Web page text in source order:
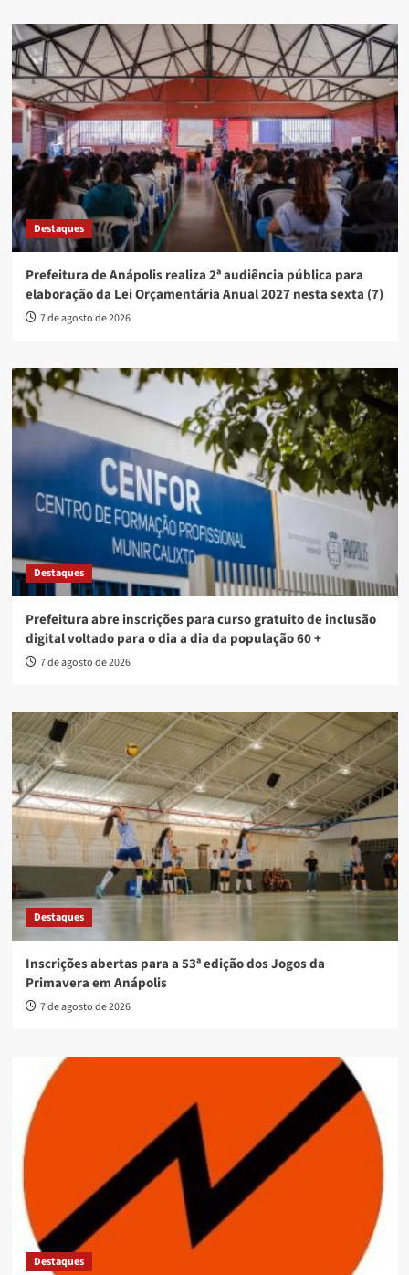
Destaques
Prefeitura de Anápolis realiza 2ª audiência pública para
elaboração da Lei Orçamentária Anual 2027 nesta sexta (7)
7 de agosto de 2026
Destaques
Prefeitura abre inscrições para curso gratuito de inclusão
digital voltado para o dia a dia da população 60 +
7 de agosto de 2026
Destaques
Inscrições abertas para a 53ª edição dos Jogos da
Primavera em Anápolis
7 de agosto de 2026
Destaques